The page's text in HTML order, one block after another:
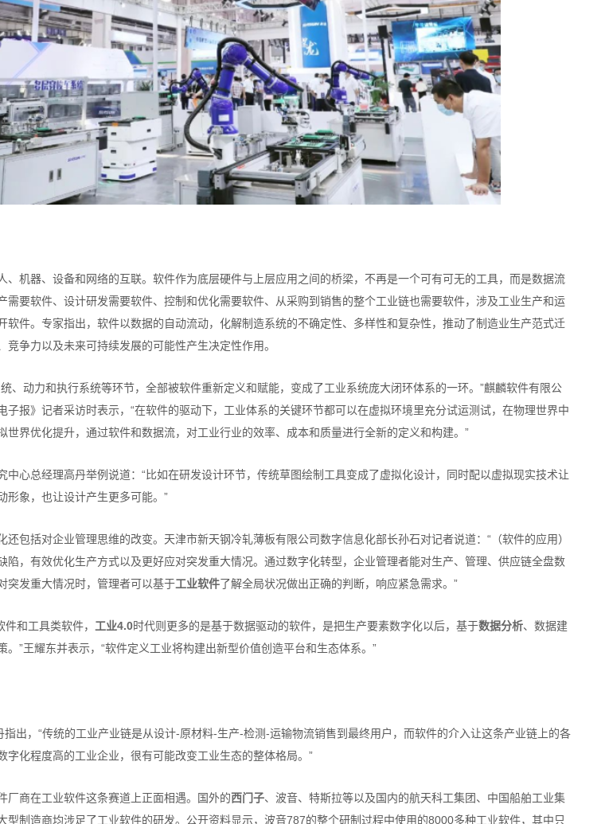
、机器、设备和网络的互联。软件作为底层硬件与上层应用之间的桥梁，不再是一个可有可无的工具，而是数据流
需要软件、设计研发需要软件、控制和优化需要软件、从采购到销售的整个工业链也需要软件，涉及工业生产和运
软件。专家指出，软件以数据的自动流动，化解制造系统的不确定性、多样性和复杂性，推动了制造业生产范式迁
竞争力以及未来可持续发展的可能性产生决定性作用。
、动力和执行系统等环节，全部被软件重新定义和赋能，变成了工业系统庞大闭环体系的一环。”麒麟软件有限公
子报》记者采访时表示，“在软件的驱动下，工业体系的关键环节都可以在虚拟环境里充分试运测试，在物理世界中
世界优化提升，通过软件和数据流，对工业行业的效率、成本和质量进行全新的定义和构建。”
中心总经理高丹举例说道：“比如在研发设计环节，传统草图绘制工具变成了虚拟化设计，同时配以虚拟现实技术让
形象，也让设计产生更多可能。”
还包括对企业管理思维的改变。天津市新天钢冷轧薄板有限公司数字信息化部长孙石对记者说道：“（软件的应用）
陷，有效优化生产方式以及更好应对突发重大情况。通过数字化转型，企业管理者能对生产、管理、供应链全盘数
突发重大情况时，管理者可以基于工业软件了解全局状况做出正确的判断，响应紧急需求。”
和工具类软件， 工业4.0时代则更多的是基于数据驱动的软件，是把生产要素数字化以后，基于数据分析、数据建
。”王耀东并表示，“软件定义工业将构建出新型价值创造平台和生态体系。”
指出，“传统的工业产业链是从设计-原材料-生产-检测-运输物流销售到最终用户，而软件的介入让这条产业链上的各
字化程度高的工业企业，很有可能改变工业生态的整体格局。”
厂商在工业软件这条赛道上正面相遇。国外的西门子、波音、特斯拉等以及国内的航天科工集团、中国船舶工业集
型制造商均涉足了工业软件的研发。公开资料显示，波音787的整个研制过程中使用的8000多种工业软件，其中只